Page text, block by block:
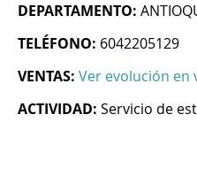
DEPARTAMENTO:
TELÉFONO: 6042205129
VENTAS: Ver evolución en
ACTIVIDAD: Servicio de